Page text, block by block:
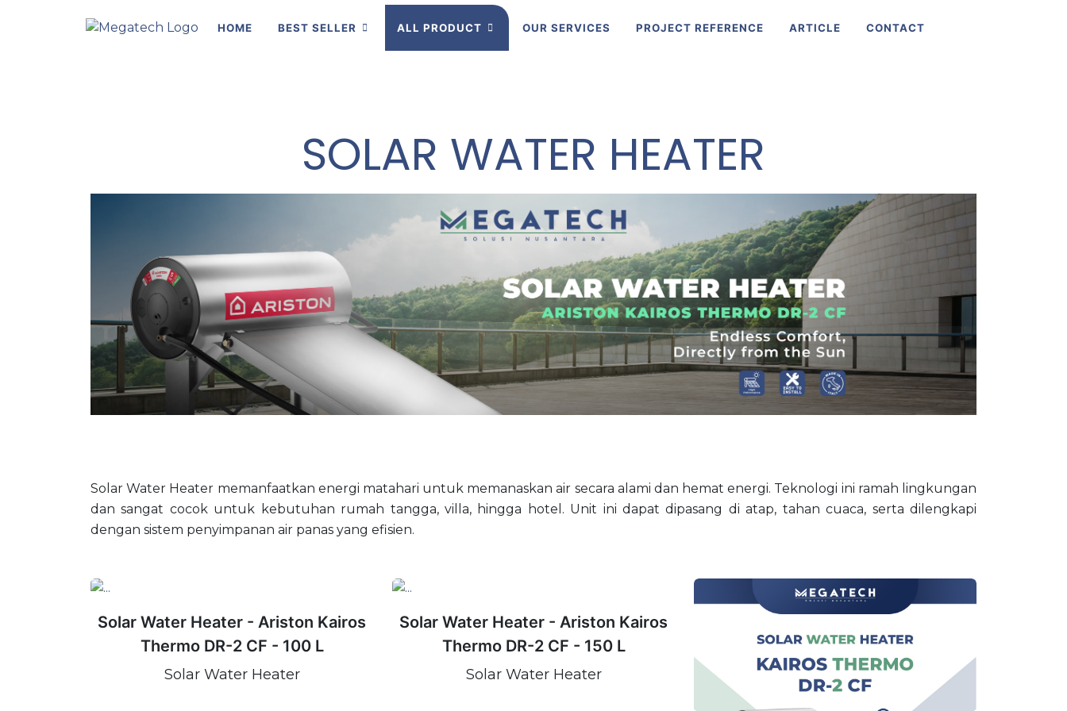
HOME BEST SELLER ALL PRODUCT OUR SERVICES PROJECT REFERENCE ARTICLE CONTACT
SOLAR WATER HEATER
Solar Water Heater memanfaatkan energi matahari untuk memanaskan air secara alami dan hemat energi. Teknologi ini ramah lingkungan
dan sangat cocok untuk kebutuhan rumah tangga, villa, hingga hotel. Unit ini dapat dipasang di atap, tahan cuaca, serta dilengkapi
dengan sistem penyimpanan air panas yang efisien.
Solar Water Heater - Ariston Kairos
Thermo DR-2 CF - 100 L
Solar Water Heater
Solar Water Heater - Ariston Kairos
Thermo DR-2 CF - 150 L
Solar Water Heater